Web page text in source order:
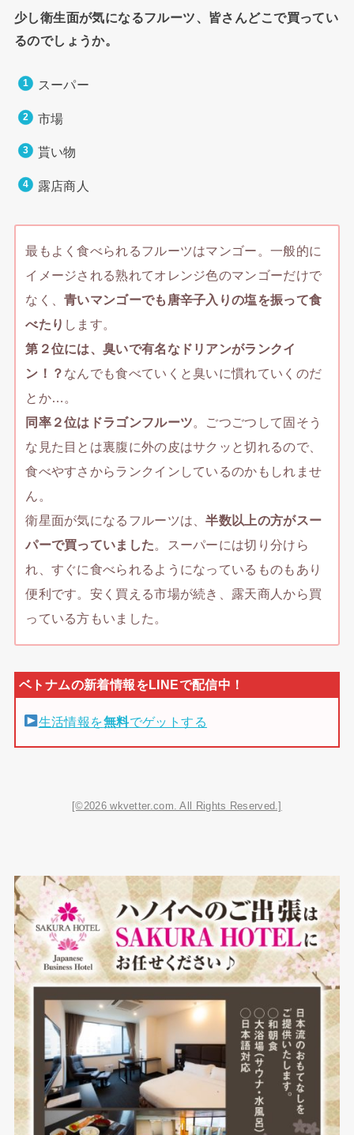
少し衛生面が気になるフルーツ、皆さんどこで買ってい
るのでしょうか。
スーパー
市場
貰い物
露店商人
最もよく食べられるフルーツはマンゴー。一般的に
イメージされる熟れてオレンジ色のマンゴーだけで
なく、青いマンゴーでも唐辛子入りの塩を振って食
べたり します。
第２位には、臭いで有名なドリアンがランクイ
ン！？ なんでも食べていくと臭いに慣れていくのだ
とか…。
同率２位はドラゴンフルーツ。ごつごつして固そう
な見た目とは裏腹に外の皮はサクッと切れるので、
食べやすさからランクインしているのかもしれませ
ん。
衛星面が気になるフルーツは、半数以上の方がスー
パーで買っていました。スーパーには切り分けら
れ、すぐに食べられるようになっているものもあり
便利です。安く買える市場が続き、露天商人から買
っている方もいました。
生活情報を無料でゲットする
[©2026 wkvetter.com. All Rights Reserved.]